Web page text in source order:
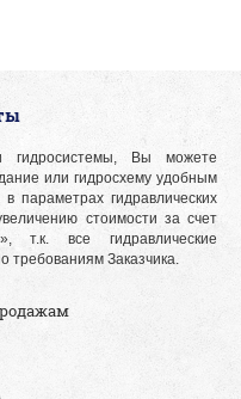
гидросистемы, Вы можете
или гидросхему удобным
параметрах гидравлических
стоимости за счет
т.к. все гидравлические
требованиям Заказчика.